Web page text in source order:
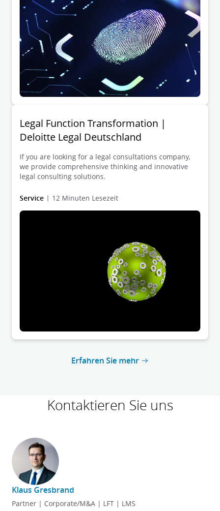
Legal Function Transformation |
Deloitte Legal Deutschland
If you are looking for a legal consultations company,
we provide comprehensive thinking and innovative
legal consulting solutions.
Service 12 Minuten Lesezeit
Erfahren Sie mehr
Kontaktieren Sie uns
Klaus Gresbrand
Partner | Corporate/M&A | LFT | LMS